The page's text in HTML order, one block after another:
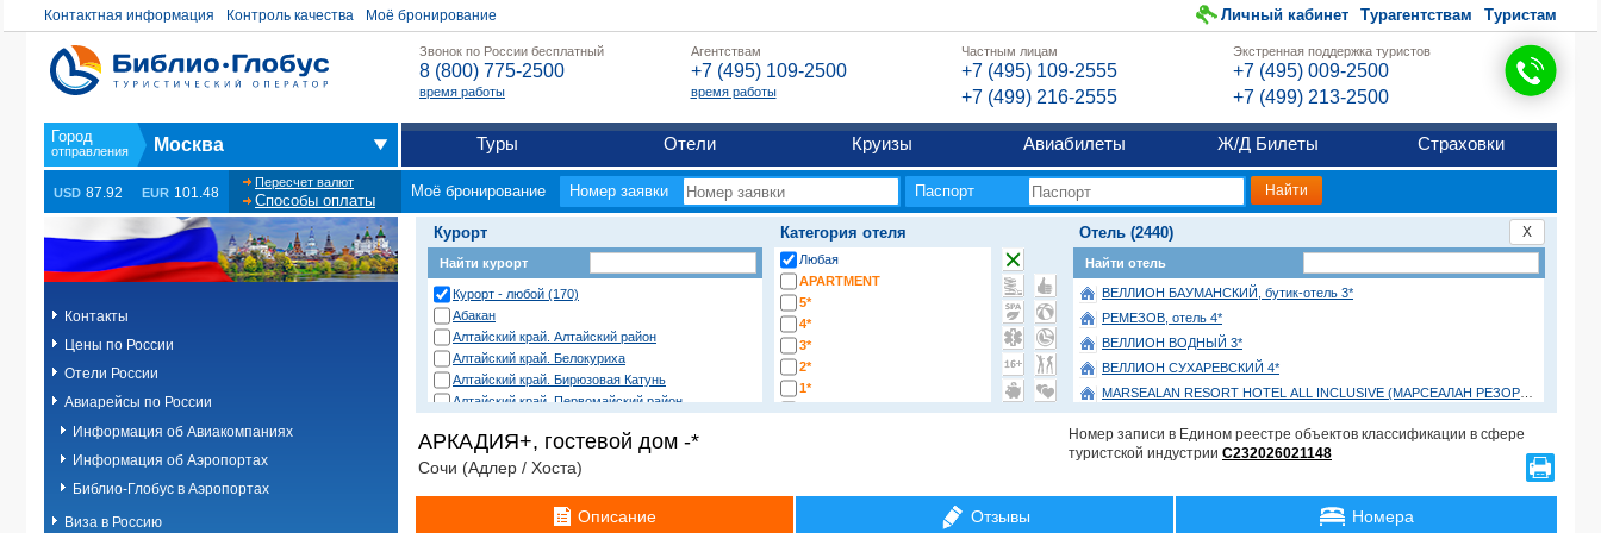
Контактная информация Контроль качества Моё бронирование Личный кабинет Турагентствам Туристам
Звонок по России бесплатный
8 (800) 775-2500
время работы
Агентствам
+7 (495) 109-2500
время работы
Частным лицам
+7 (495) 109-2555
+7 (499) 216-2555
Экстренная поддержка туристов
+7 (495) 009-2500
+7 (499) 213-2500
Москва Туры Отели Круизы Авиабилеты Ж/Д Билеты Страховки
USD 87.92 EUR 101.48
Пересчет валют
Способы оплаты
Моё бронирование Номер заявки Паспорт
Контакты
Цены по России
Отели России
Авиарейсы по России
Информация об Авиакомпаниях
Информация об Аэропортах
Библио-Глобус в Аэропортах
Виза в Россию
X
Курорт
Найти курорт
Курорт - любой (170)
Абакан
Алтайский край. Алтайский район
Алтайский край. Белокуриха
Алтайский край. Бирюзовая Катунь
Алтайский край. Первомайский район
Анапа (Благовещенская)
Анапа (Витязево)
Категория отеля
Любая
APARTMENT
5*
4*
3*
2*
1*
Отель (2440)
Найти отель
ВЕЛЛИОН БАУМАНСКИЙ, бутик-отель 3*
РЕМЕЗОВ, отель 4*
ВЕЛЛИОН ВОДНЫЙ 3*
ВЕЛЛИОН СУХАРЕВСКИЙ 4*
НИВА, гостевой дом (размещение детей с 3-х лет) -*
КОНЦЕРТ НА ТАГАНСКОЙ, отель 2*
АРКАДИЯ+, гостевой дом -*
Сочи (Адлер / Хоста)
Номер записи в Едином реестре объектов классификации в сфере
туристской индустрии С232026021148
Описание Отзывы Номера